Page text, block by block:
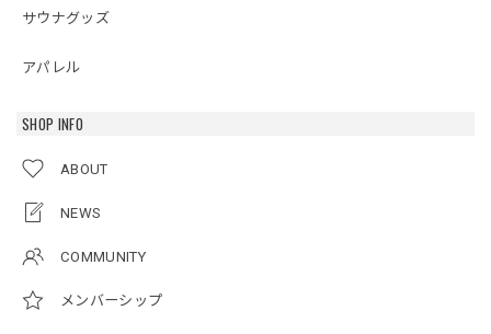
サウナグッズ
アパレル
SHOP INFO
ABOUT
NEWS
COMMUNITY
メンバーシップ